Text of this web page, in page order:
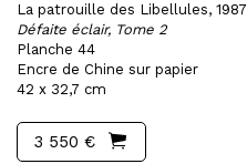
La patrouille des Libellules, 1987
Défaite éclair, Tome 2
Planche 44
Encre de Chine sur papier
42 x 32,7 cm
3 550 €